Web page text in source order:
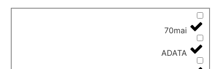
70mai
ADATA